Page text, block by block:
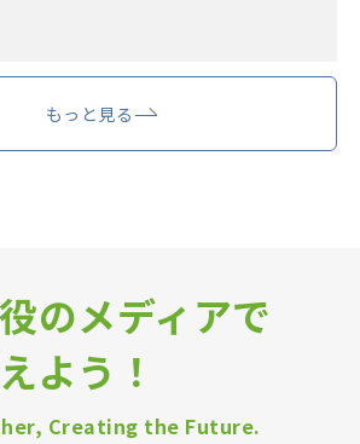
もっと見る
のメディアで
よう！
Creating the Future.